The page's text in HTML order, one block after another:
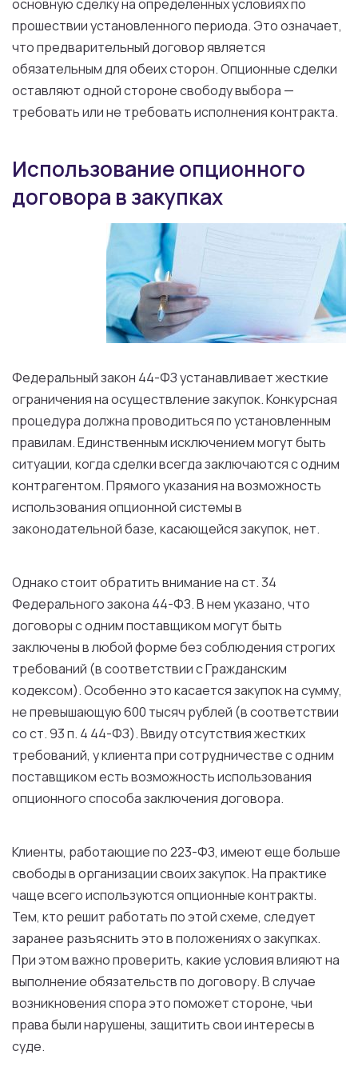
основную сделку на определенных условиях по
прошествии установленного периода. Это означает,
что предварительный договор является
обязательным для обеих сторон. Опционные сделки
оставляют одной стороне свободу выбора —
требовать или не требовать исполнения контракта.
Использование опционного
договора в закупках
Федеральный закон 44-ФЗ устанавливает жесткие
ограничения на осуществление закупок. Конкурсная
процедура должна проводиться по установленным
правилам. Единственным исключением могут быть
ситуации, когда сделки всегда заключаются с одним
контрагентом. Прямого указания на возможность
использования опционной системы в
законодательной базе, касающейся закупок, нет.
Однако стоит обратить внимание на ст. 34
Федерального закона 44-ФЗ. В нем указано, что
договоры с одним поставщиком могут быть
заключены в любой форме без соблюдения строгих
требований (в соответствии с Гражданским
кодексом). Особенно это касается закупок на сумму,
не превышающую 600 тысяч рублей (в соответствии
со ст. 93 п. 4 44-ФЗ). Ввиду отсутствия жестких
требований, у клиента при сотрудничестве с одним
поставщиком есть возможность использования
опционного способа заключения договора.
Клиенты, работающие по 223-ФЗ, имеют еще больше
свободы в организации своих закупок. На практике
чаще всего используются опционные контракты.
Тем, кто решит работать по этой схеме, следует
заранее разъяснить это в положениях о закупках.
При этом важно проверить, какие условия влияют на
выполнение обязательств по договору. В случае
возникновения спора это поможет стороне, чьи
права были нарушены, защитить свои интересы в
суде.